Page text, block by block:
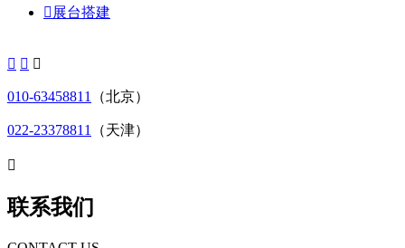
 展台搭建
  
010-63458811 （北京）
022-23378811 （天津）

联系我们